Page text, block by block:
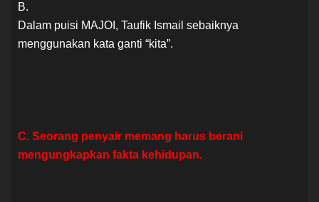
B.
Dalam puisi MAJOI, Taufik Ismail sebaiknya
menggunakan kata ganti “kita”.
C. Seorang penyair memang harus berani
mengungkapkan fakta kehidupan.